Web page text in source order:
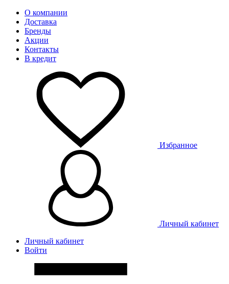
О компании
Доставка
Бренды
Акции
Контакты
В кредит
Избранное
Личный кабинет
Личный кабинет
Войти